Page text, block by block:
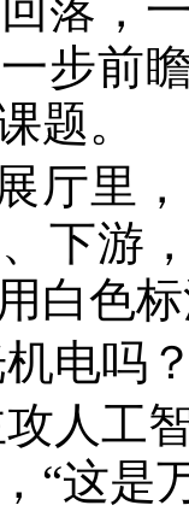
步前
题。
厅里
下游
白色
电吗
人工
“这是